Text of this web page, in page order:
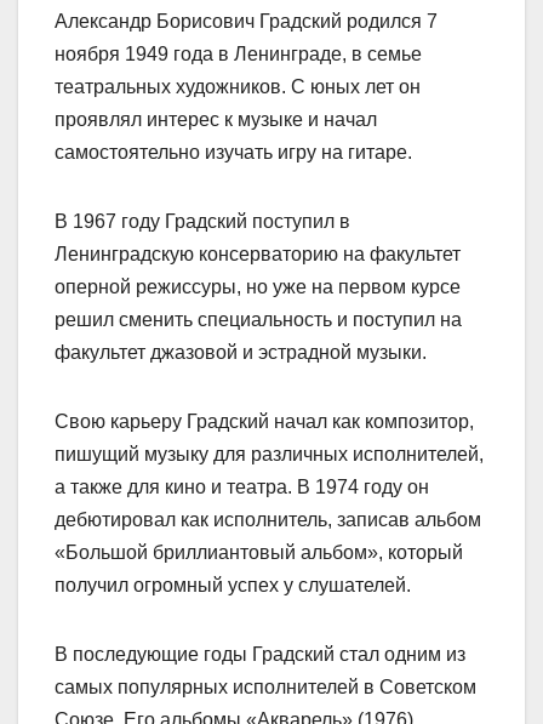
Александр Борисович Градский родился 7
ноября 1949 года в Ленинграде, в семье
театральных художников. С юных лет он
проявлял интерес к музыке и начал
самостоятельно изучать игру на гитаре.
В 1967 году Градский поступил в
Ленинградскую консерваторию на факультет
оперной режиссуры, но уже на первом курсе
решил сменить специальность и поступил на
факультет джазовой и эстрадной музыки.
Свою карьеру Градский начал как композитор,
пишущий музыку для различных исполнителей,
а также для кино и театра. В 1974 году он
дебютировал как исполнитель, записав альбом
«Большой бриллиантовый альбом», который
получил огромный успех у слушателей.
В последующие годы Градский стал одним из
самых популярных исполнителей в Советском